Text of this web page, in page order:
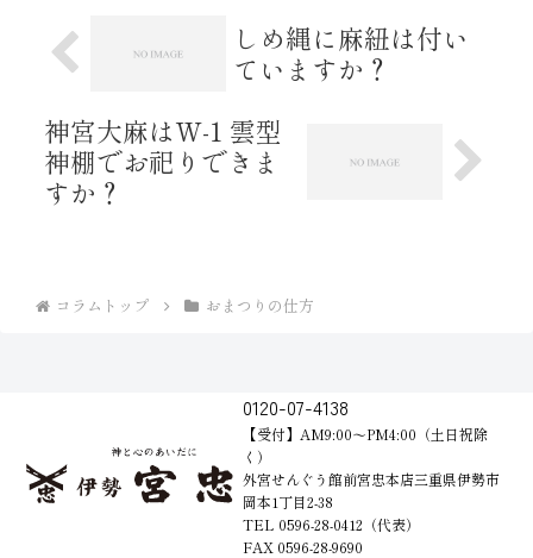
しめ縄に麻紐は付い
ていますか？
神宮大麻はW-1 雲型
神棚でお祀りできま
すか？
コラムトップ おまつりの仕方
0120-07-4138
【受付】AM9:00～PM4:00（土日祝除
く）
外宮せんぐう館前宮忠本店三重県伊勢市
岡本1丁目2-38
TEL 0596-28-0412（代表）
FAX 0596-28-9690